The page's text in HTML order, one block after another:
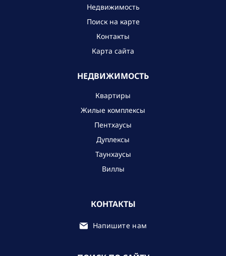
Недвижимость
Поиск на карте
Контакты
Карта сайта
НЕДВИЖИМОСТЬ
Квартиры
Жилые комплексы
Пентхаусы
Дуплексы
Таунхаусы
Виллы
КОНТАКТЫ
Напишите нам